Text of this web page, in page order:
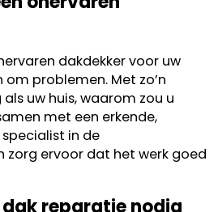
dakdekker voor uw
om problemen. Met zo’n
uw huis, waarom zou u
met een erkende,
in de
zorg ervoor dat het werk goed
reparatie nodig